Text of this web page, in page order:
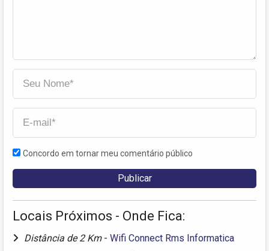
Concordo em tornar meu comentário público
Locais Próximos - Onde Fica:
Distância de 2 Km - Wifi Connect Rms Informatica